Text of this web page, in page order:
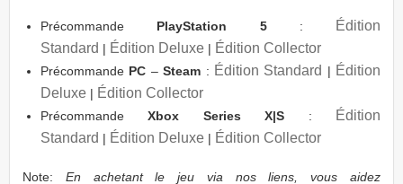
Précommande PlayStation 5:
Édition
Standard | Édition Deluxe | Édition Collector
Précommande PC –Steam : Édition Standard | Édition
Deluxe | Édition Collector
PrécommandeXbox Series X|S :
Édition
Standard | Édition Deluxe | Édition Collector
Note: En achetant le jeu via nos liens, vous aidez